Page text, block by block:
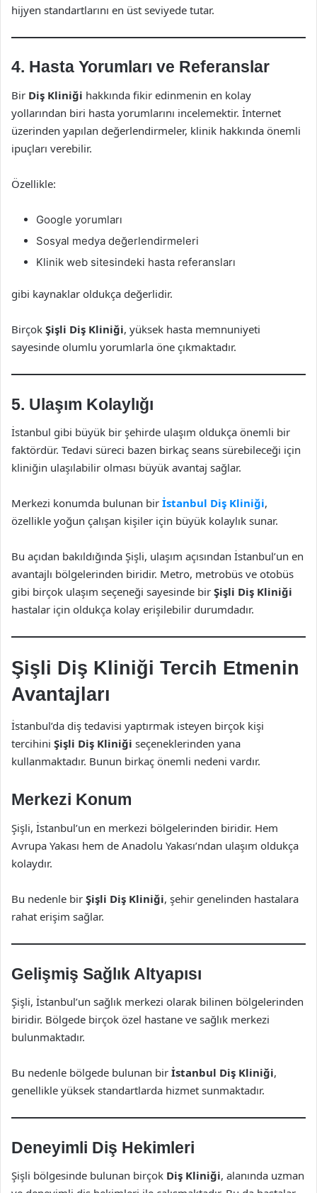
hijyen standartlarını en üst seviyede tutar.
4. Hasta Yorumları ve Referanslar
Bir Diş Kliniği hakkında fikir edinmenin en kolay
yollarından biri hasta yorumlarını incelemektir. İnternet
üzerinden yapılan değerlendirmeler, klinik hakkında önemli
ipuçları verebilir.
Özellikle:
Google yorumları
Sosyal medya değerlendirmeleri
Klinik web sitesindeki hasta referansları
gibi kaynaklar oldukça değerlidir.
Birçok Şişli Diş Kliniği, yüksek hasta memnuniyeti
sayesinde olumlu yorumlarla öne çıkmaktadır.
5. Ulaşım Kolaylığı
İstanbul gibi büyük bir şehirde ulaşım oldukça önemli bir
faktördür. Tedavi süreci bazen birkaç seans sürebileceği için
kliniğin ulaşılabilir olması büyük avantaj sağlar.
Merkezi konumda bulunan bir İstanbul Diş Kliniği,
özellikle yoğun çalışan kişiler için büyük kolaylık sunar.
Bu açıdan bakıldığında Şişli, ulaşım açısından İstanbul’un en
avantajlı bölgelerinden biridir. Metro, metrobüs ve otobüs
gibi birçok ulaşım seçeneği sayesinde bir Şişli Diş Kliniği
hastalar için oldukça kolay erişilebilir durumdadır.
Şişli Diş Kliniği Tercih Etmenin
Avantajları
İstanbul’da diş tedavisi yaptırmak isteyen birçok kişi
tercihini Şişli Diş Kliniği seçeneklerinden yana
kullanmaktadır. Bunun birkaç önemli nedeni vardır.
Merkezi Konum
Şişli, İstanbul’un en merkezi bölgelerinden biridir. Hem
Avrupa Yakası hem de Anadolu Yakası’ndan ulaşım oldukça
kolaydır.
Bu nedenle bir Şişli Diş Kliniği, şehir genelinden hastalara
rahat erişim sağlar.
Gelişmiş Sağlık Altyapısı
Şişli, İstanbul’un sağlık merkezi olarak bilinen bölgelerinden
biridir. Bölgede birçok özel hastane ve sağlık merkezi
bulunmaktadır.
Bu nedenle bölgede bulunan bir İstanbul Diş Kliniği,
genellikle yüksek standartlarda hizmet sunmaktadır.
Deneyimli Diş Hekimleri
Şişli bölgesinde bulunan birçok Diş Kliniği, alanında uzman